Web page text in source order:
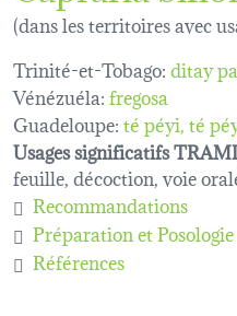
(dans les territoires avec
Trinité-et-Tobago:ditay
Vénézuéla:fregosa
Guadeloupe:té péyi té
Usages significatifs
feuille, décoction, voie
Recommandations
Préparation et Posologie
Références